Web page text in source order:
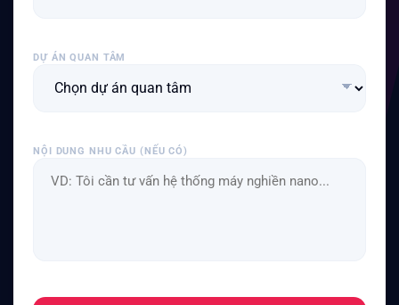
DỰ ÁN QUAN TÂM
NỘI DUNG NHU CẦU (NẾU CÓ)